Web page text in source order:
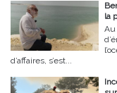
la
Au
d’affaires, s’est...